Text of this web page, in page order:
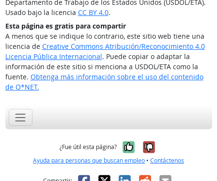
Departamento de Trabajo de los Estados Unidos (USDOL/ETA).
Usado bajo la licencia CC BY 4.0.
Esta página es gratis para compartir
A menos que se indique lo contrario, este sitio web tiene una
licencia de Creative Commons Atribución/Reconocimiento 4.0
Licencia Pública Internacional. Puede copiar o adaptar la
información de este sitio si menciona a USDOL/ETA como la
fuente. Obtenga más información sobre el uso del contenido
de O*NET.
¿Fue útil esta página? Sí, fue útil
No, no fue
Ayuda para personas que buscan empleo • Contáctenos